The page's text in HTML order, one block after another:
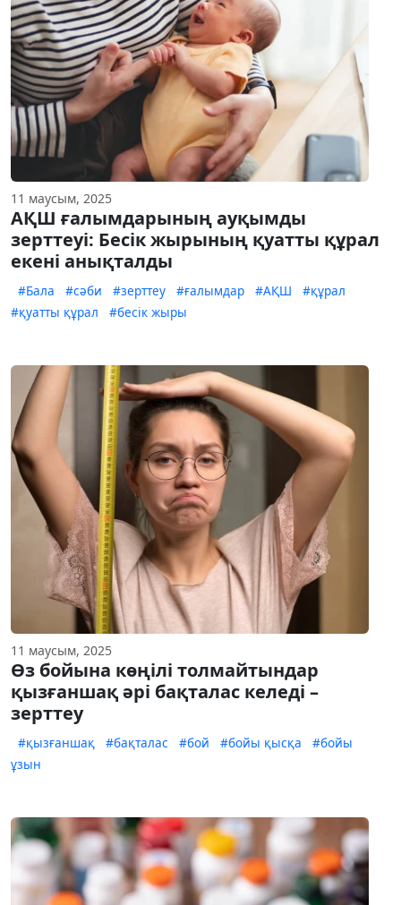
11 маусым, 2025
АҚШ ғалымдарының ауқымды
зерттеуі: Бесік жырының қуатты құрал
екені анықталды
#Бала #сәби #зерттеу #ғалымдар #АҚШ
#құрал
#қуатты құрал
#бесік жыры
11 маусым, 2025
Өз бойына көңілі толмайтындар
қызғаншақ әрі бақталас келеді –
зерттеу
#қызғаншақ #бақталас #бой #бойы қысқа
#бойы
ұзын